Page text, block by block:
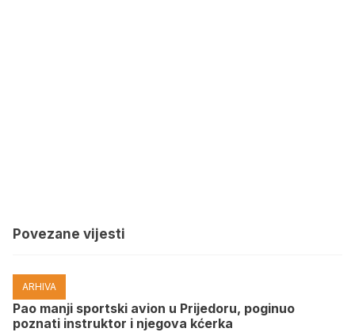
Povezane vijesti
ARHIVA
Pao manji sportski avion u Prijedoru, poginuo
poznati instruktor i njegova kćerka